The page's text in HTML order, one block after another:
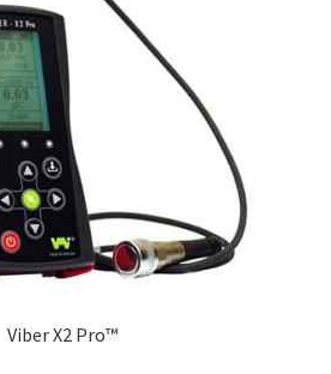
Viber X2 Pro™